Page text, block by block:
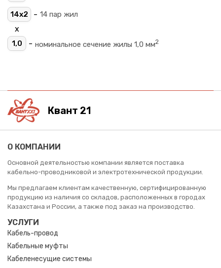
14х2 - 14 пар жил
х
1,0 - номинальное сечение жилы 1,0 мм2
Квант 21
О КОМПАНИИ
Основной деятельностью компании является поставка
кабельно-проводниковой и электротехнической продукции.
Мы предлагаем клиентам качественную, сертифицированную
продукцию из наличия со складов, расположенных в городах
Казахстана и России, а также под заказ на производство.
УСЛУГИ
Кабель-провод
Кабельные муфты
Кабеленесущие системы